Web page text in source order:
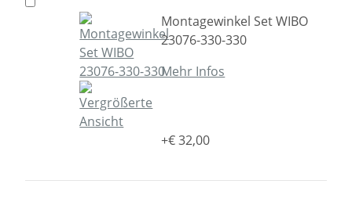
Montagewinkel Set WIBO
23076-330-330
Mehr Infos
+€ 32,00